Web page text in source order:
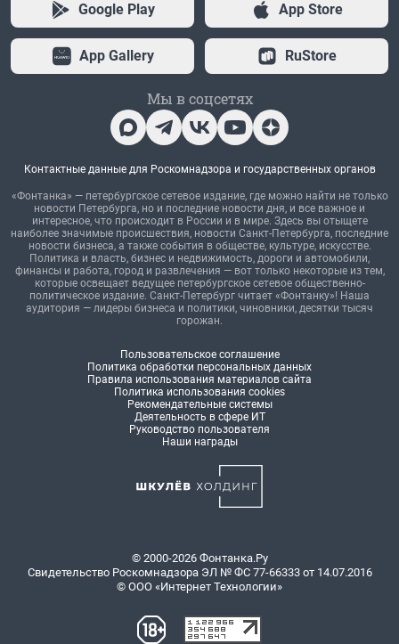
Google Play App Store
App Gallery RuStore
Мы в соцсетях
Контактные данные для Роскомнадзора и государственных органов
«Фонтанка» — петербургское сетевое издание, где можно найти не только
новости Петербурга, но и последние новости дня, и все важное и
интересное, что происходит в России и в мире. Здесь вы отыщете
наиболее значимые происшествия, новости Санкт-Петербурга, последние
новости бизнеса, а также события в обществе, культуре, искусстве.
Политика и власть, бизнес и недвижимость, дороги и автомобили,
финансы и работа, город и развлечения — вот только некоторые из тем,
которые освещает ведущее петербургское сетевое общественно-
политическое издание. Санкт-Петербург читает «Фонтанку»! Наша
аудитория — лидеры бизнеса и политики, чиновники, десятки тысяч
горожан.
Пользовательское соглашение
Политика обработки персональных данных
Правила использования материалов сайта
Политика использования cookies
Рекомендательные системы
Деятельность в сфере ИТ
Руководство пользователя
Наши награды
© 2000-2026 Фонтанка.Ру
Свидетельство Роскомнадзора ЭЛ № ФС 77-66333 от 14.07.2016
© ООО «Интернет Технологии»